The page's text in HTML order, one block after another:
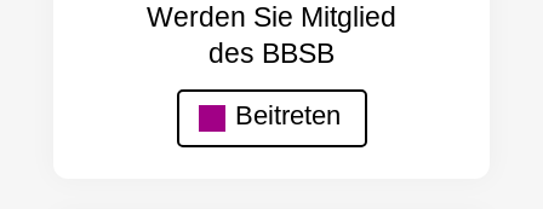
Werden Sie Mitglied
des BBSB
Beitreten